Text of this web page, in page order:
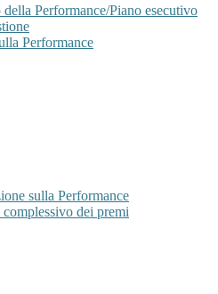
della Performance/Piano esecutivo
Performance
sulla Performance
dei premi